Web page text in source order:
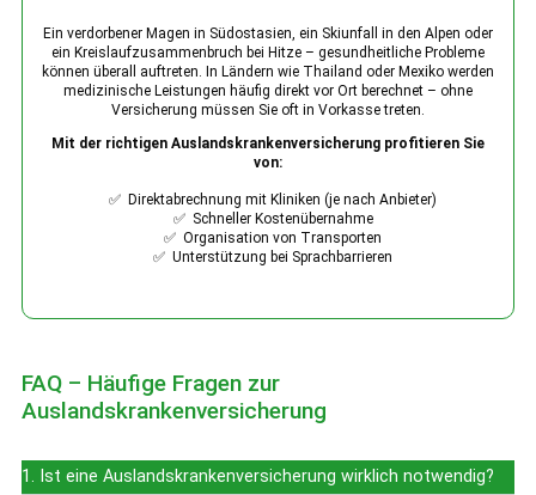
Ein verdorbener Magen in Südostasien, ein Skiunfall in den Alpen oder
ein Kreislaufzusammenbruch bei Hitze – gesundheitliche Probleme
können überall auftreten. In Ländern wie Thailand oder Mexiko werden
medizinische Leistungen häufig direkt vor Ort berechnet – ohne
Versicherung müssen Sie oft in Vorkasse treten.
Mit der richtigen Auslandskrankenversicherung profitieren Sie
von:
✅ Direktabrechnung mit Kliniken (je nach Anbieter)
✅ Schneller Kostenübernahme
✅ Organisation von Transporten
✅ Unterstützung bei Sprachbarrieren
FAQ – Häufige Fragen zur
Auslandskrankenversicherung
1. Ist eine Auslandskrankenversicherung wirklich notwendig?